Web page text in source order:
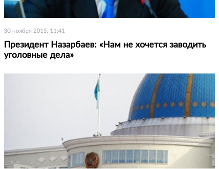
30 ноября 2015, 11:41
Президент Назарбаев: «Нам не хочется заводить
уголовные дела»